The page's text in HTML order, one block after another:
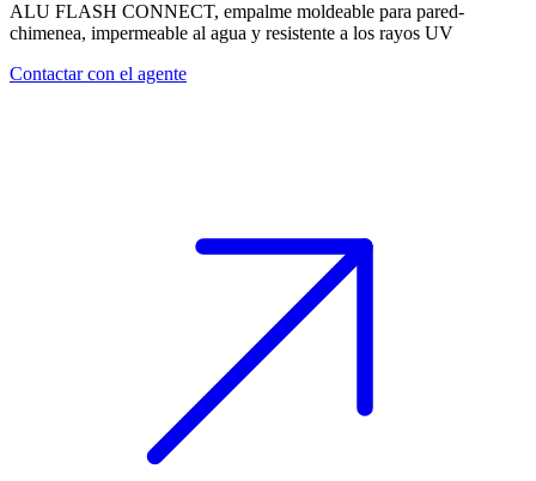
ALU FLASH CONNECT, empalme moldeable para pared-
chimenea, impermeable al agua y resistente a los rayos UV
Contactar con el agente